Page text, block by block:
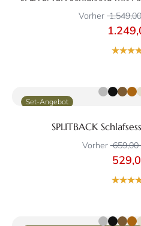
Vorher
Set-Angebot
SPLITBACK
Vorher